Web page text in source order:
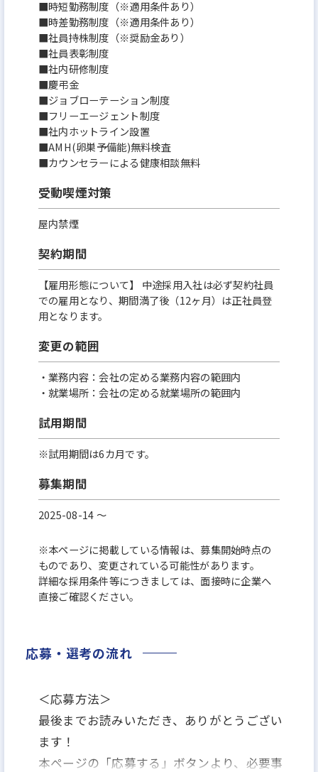
■時短勤務制度（※適用条件あり）
■時差勤務制度（※適用条件あり）
■社員持株制度（※奨励金あり）
■社員表彰制度
■社内研修制度
■慶弔金
■ジョブローテーション制度
■フリーエージェント制度
■社内ホットライン設置
■AMH(卵巣予備能)無料検査
■カウンセラーによる健康相談無料
受動喫煙対策
屋内禁煙
契約期間
【雇用形態について】 中途採用入社は必ず契約社員
での雇用となり、期間満了後（12ヶ月）は正社員登
用となります。
変更の範囲
・業務内容：会社の定める業務内容の範囲内
・就業場所：会社の定める就業場所の範囲内
試用期間
※試用期間は6カ月です。
募集期間
2025-08-14 〜
※本ページに掲載している情報は、募集開始時点の
ものであり、変更されている可能性があります。
詳細な採用条件等につきましては、面接時に企業へ
直接ご確認ください。
応募・選考の流れ
＜応募方法＞
最後までお読みいただき、ありがとうござい
ます！
本ページの「応募する」ボタンより、必要事